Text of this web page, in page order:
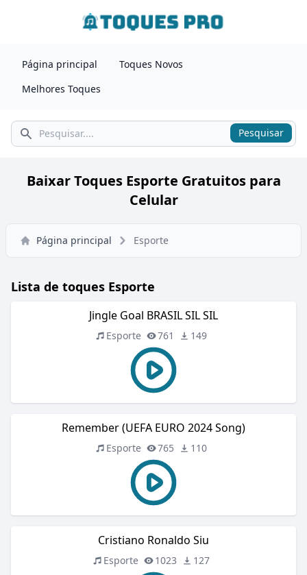
Página principal
Toques Novos
Melhores Toques
Pesquisar Pesquisar
Baixar Toques Esporte Gratuitos para
Celular
Página principal Esporte
Lista de toques Esporte
Jingle Goal BRASIL SIL SIL
Esporte 761 149
Remember (UEFA EURO 2024 Song)
Esporte 765 110
Cristiano Ronaldo Siu
Esporte 1023 127